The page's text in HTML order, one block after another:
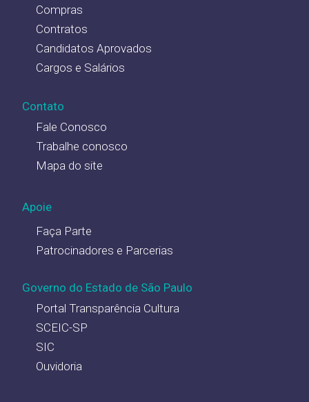
Compras
Contratos
Candidatos Aprovados
Cargos e Salários
Contato
Fale Conosco
Trabalhe conosco
Mapa do site
Apoie
Faça Parte
Patrocinadores e Parcerias
Governo do Estado de São Paulo
Portal Transparência Cultura
SCEIC-SP
SIC
Ouvidoria